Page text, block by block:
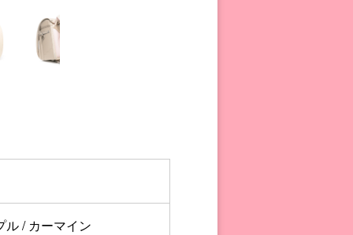
ル / カーマイン